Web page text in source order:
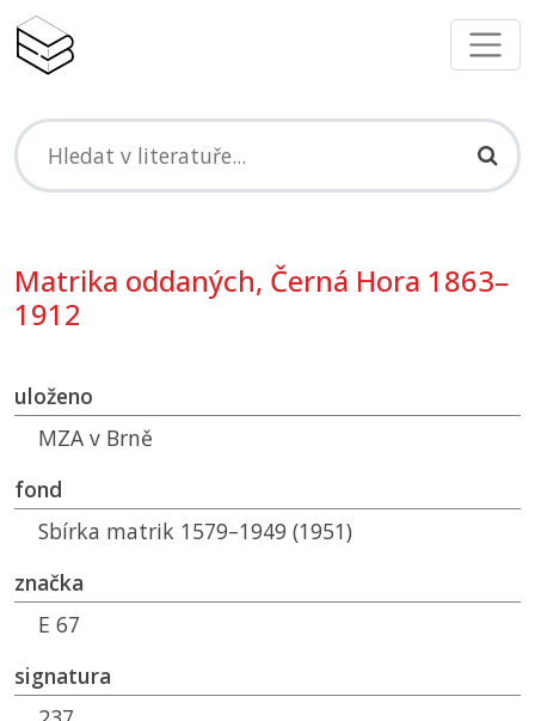
Matrika oddaných, Černá Hora 1863–
1912
uloženo
MZA v Brně
fond
Sbírka matrik 1579–1949 (1951)
značka
E 67
signatura